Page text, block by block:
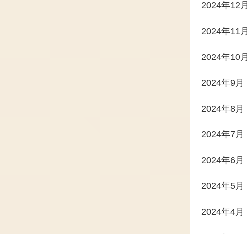
2024年12月
2024年11月
2024年10月
2024年9月
2024年8月
2024年7月
2024年6月
2024年5月
2024年4月